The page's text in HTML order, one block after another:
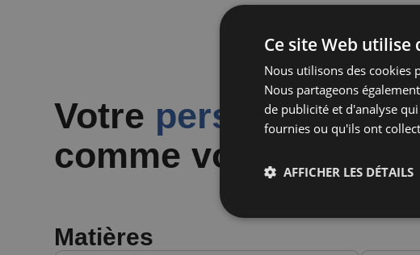
Votre
comme vous
Matières
Ce site Web utilise
Nous utilisons des cookies
Nous partageons
de publicité et d'analyse
fournies ou qu'ils ont
AFFICHER LES DÉTAILS